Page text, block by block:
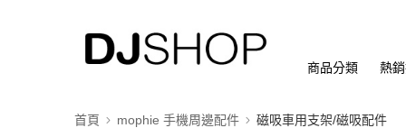
商品分類 熱
首頁 mophie 手機周邊配件 磁吸車用支架/磁吸配件